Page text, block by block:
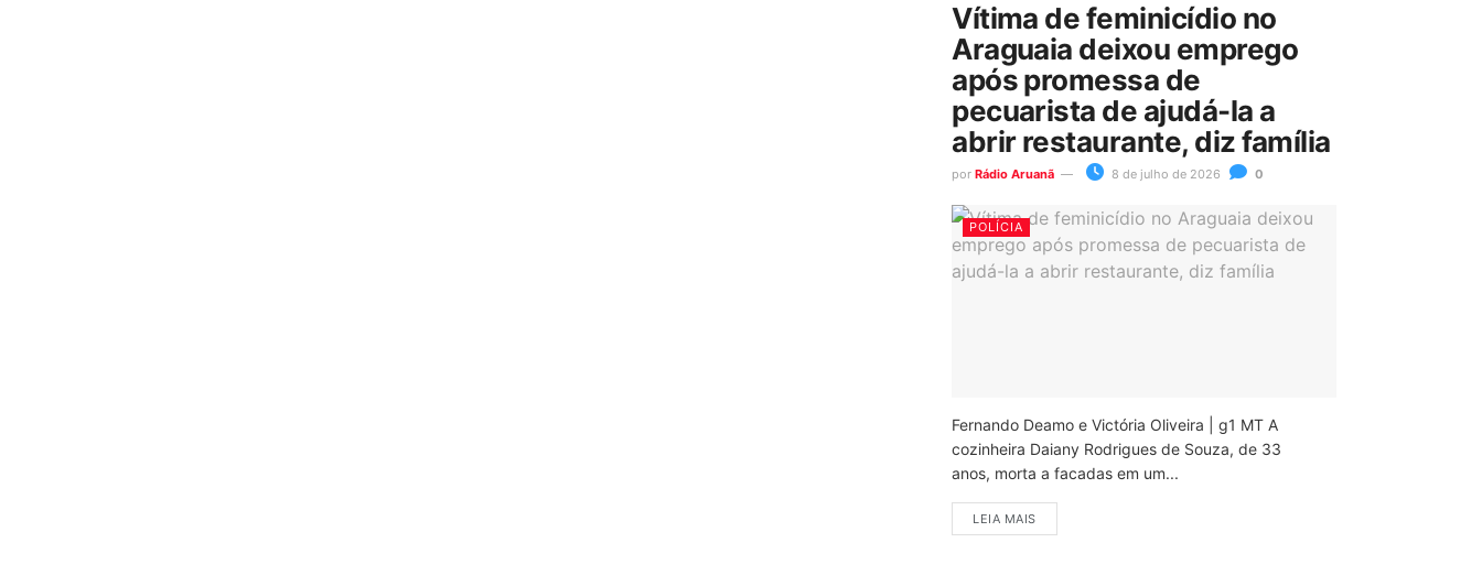
Vítima de feminicídio no
Araguaia deixou emprego
após promessa de
pecuarista de ajudá-la a
abrir restaurante, diz família
por Rádio Aruanã 8 de julho de 2026 0
POLÍCIA
Fernando Deamo e Victória Oliveira | g1 MT A
cozinheira Daiany Rodrigues de Souza, de 33
anos, morta a facadas em um...
LEIA MAIS